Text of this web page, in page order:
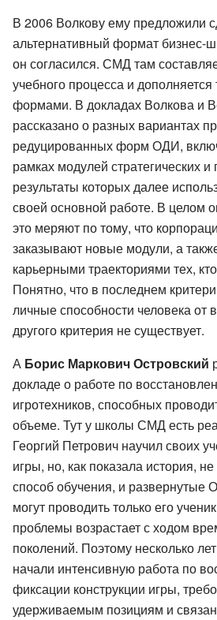
В 2006 Волкову ему предложили
альтернативный формат бизнес-
он согласился. СМД там
учебного процесса и
формами. В докладах Волкова и
рассказано о разных вариантах
редуцированных форм ОДИ,
рамках модулей стратегических и
результаты которых далее
своей основной работе. В целом
это меряют по тому, что
заказывают новые модули, а
карьерными траекториями тех,
Понятно, что в последнем
личные способности человека от
другого критерия не существует.
А Борис Маркович Островский
докладе о работе по
игротехников, способных
объеме. Тут у школы СМД есть
Георгий Петрович научил своих
игры, но, как показала история,
способ обучения, и
могут проводить только его
проблемы возрастает с ходом
поколений. Поэтому несколько
начали интенсивную работа по
фиксации конструкции игры,
удерживаемым позициям и